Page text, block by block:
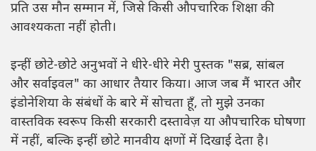
प्रति उस मौन सम्मान में, जिसे किसी औपचारिक शिक्षा की
आवश्यकता नहीं होती।
इन्हीं छोटे-छोटे अनुभवों ने धीरे-धीरे मेरी पुस्तक "सब्र, सांबल
और सर्वाइवल" का आधार तैयार किया। आज जब मैं भारत और
इंडोनेशिया के संबंधों के बारे में सोचता हूँ, तो मुझे उनका
वास्तविक स्वरूप किसी सरकारी दस्तावेज़ या औपचारिक घोषणा
में नहीं, बल्कि इन्हीं छोटे मानवीय क्षणों में दिखाई देता है।